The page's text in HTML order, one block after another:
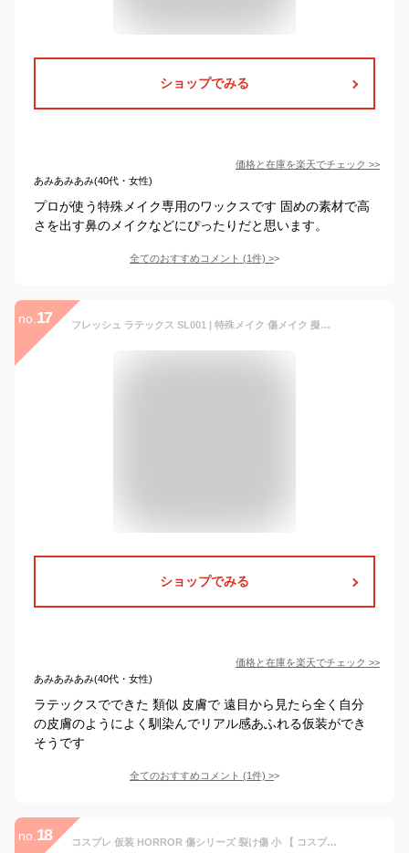
ショップでみる
価格と在庫を楽天でチェック >>
あみあみあみ(40代・女性)
プロが使う特殊メイク専用のワックスです 固めの素材で高
さを出す鼻のメイクなどにぴったりだと思います。
全てのおすすめコメント (1件) >
no. 17 フレッシュ ラテックス SL001 | 特殊メイク 傷メイク 擬似皮膚 コスプレ ハロウィン
ショップでみる
価格と在庫を楽天でチェック >>
あみあみあみ(40代・女性)
ラテックスでできた 類似 皮膚で 遠目から見たら全く自分
の皮膚のようによく馴染んでリアル感あふれる仮装ができ
そうです
全てのおすすめコメント (1件) >
no. 18 コスプレ 仮装 HORROR 傷シリーズ 裂け傷 小 【 コスプレ 衣装 ハロウィン 怖い プチ仮装 メイクアップキット グロテスク 特殊メイク ホラーメイク ハロウィン 衣装 変装グッズ パーティーグッズ 化粧 】